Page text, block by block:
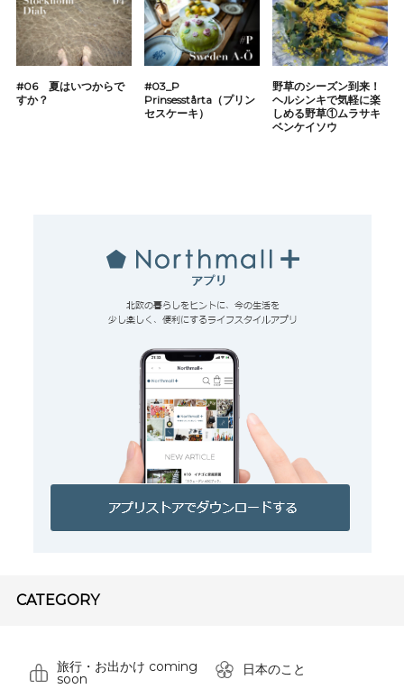
#06 夏はいつからで
すか？
#03_P
Prinsesstårta（プリン
セスケーキ）
野草のシーズン到来！
ヘルシンキで気軽に楽
しめる野草①ムラサキ
ベンケイソウ
CATEGORY
旅行・お出かけ coming
soon
日本のこと